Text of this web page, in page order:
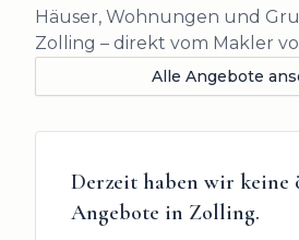
Häuser, Wohnungen und
Zolling – direkt vom Makler
Alle Angebote
Derzeit haben wir keine
Angebote in Zolling.